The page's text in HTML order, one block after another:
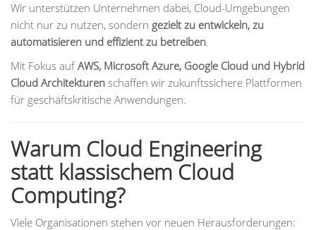
Wir unterstützen Unternehmen dabei, Cloud-Umgebungen
nicht nur zu nutzen, sondern gezielt zu entwickeln, zu
automatisieren und effizient zu betreiben.
Mit Fokus aufAWS, Microsoft Azure, Google Cloud und Hybrid
Cloud Architekturen schaffen wir zukunftssichere Plattformen
für geschäftskritische Anwendungen.
Warum Cloud Engineering
statt klassischem Cloud
Computing?
Viele Organisationen stehen vor neuen Herausforderungen: